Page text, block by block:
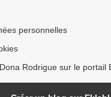
personnelles
Rodrigue sur le portail